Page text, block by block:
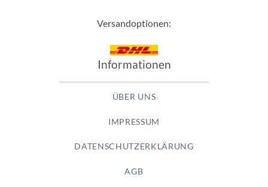
Versandoptionen:
Informationen
ÜBER UNS
IMPRESSUM
DATENSCHUTZERKLÄRUNG
AGB